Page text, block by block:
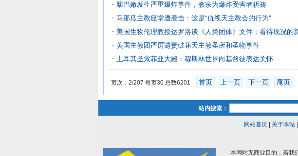
黎巴嫩发生严重爆炸事件，教宗为爆炸受害者祈祷
马那瓜主教座堂遭袭击：这是“仇视天主教会的行为”
美国生物伦理教授达罗洛谈《人类团体》文件：看待现况的
美国主教团严厉谴责破坏天主教圣所和圣物事件
土耳其圣索菲亚大殿：穆斯林世界向基督徒表达关怀
页次：2/207 每页30 总数6201 首页 上一页 下一页 尾页
站内搜索：
网站首页| 关于本站|
本网站无商业目的，若我